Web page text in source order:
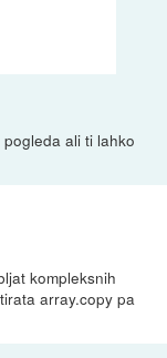
ali ti lahko
kompleksnih
array.copy pa